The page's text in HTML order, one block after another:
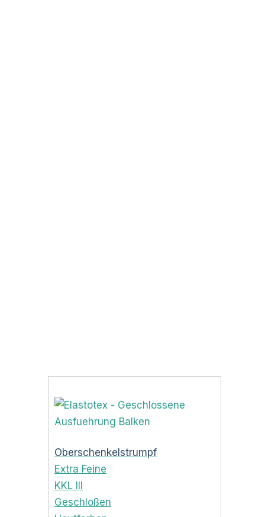
Oberschenkelstrumpf
Extra Feine
KKL III
Geschloßen